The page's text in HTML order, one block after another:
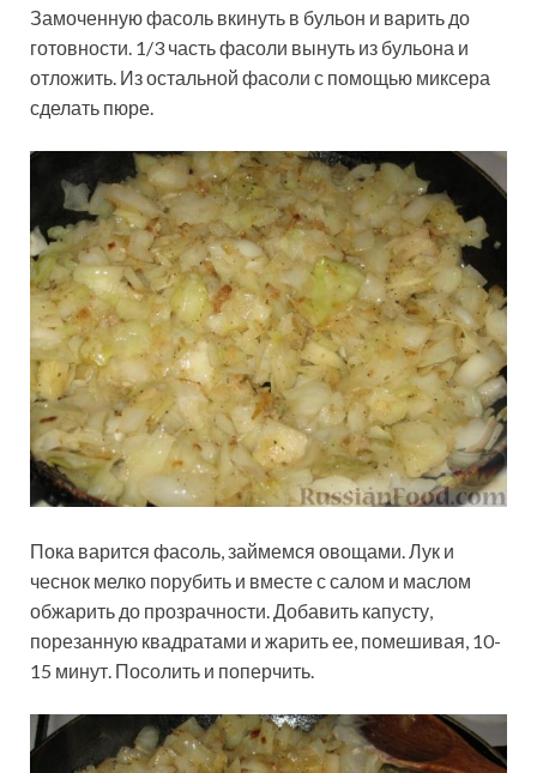
Замоченную фасоль вкинуть в бульон и варить до
готовности. 1/3 часть фасоли вынуть из бульона и
отложить. Из остальной фасоли с помощью миксера
сделать пюре.
Пока варится фасоль, займемся овощами. Лук и
чеснок мелко порубить и вместе с салом и маслом
обжарить до прозрачности. Добавить капусту,
порезанную квадратами и жарить ее, помешивая, 10-
15 минут. Посолить и поперчить.